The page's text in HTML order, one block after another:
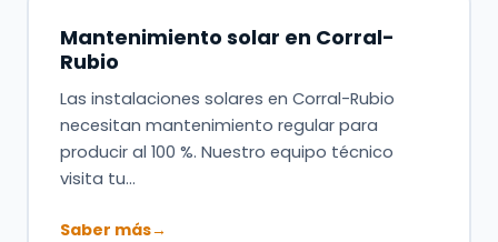
Mantenimiento solar en Corral-
Rubio
Las instalaciones solares en Corral-Rubio
necesitan mantenimiento regular para
producir al 100 %. Nuestro equipo técnico
visita tu…
Saber más→